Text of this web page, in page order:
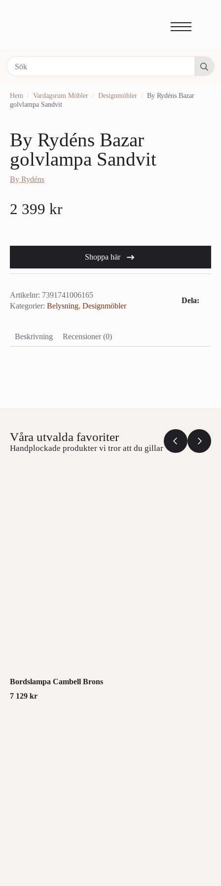
Hem Vardagsrum Möbler Designmöbler
By Rydéns Bazar
golvlampa Sandvit
By Rydéns Bazar
golvlampa Sandvit
By Rydéns
2 399 kr
Shoppa här
Artikelnr: 7391741006165
Kategorier: Belysning, Designmöbler
Dela:
Beskrivning Recensioner (0)
Våra utvalda favoriter
Handplockade produkter vi tror att du gillar
Bordslampa Cambell Brons
7 129 kr